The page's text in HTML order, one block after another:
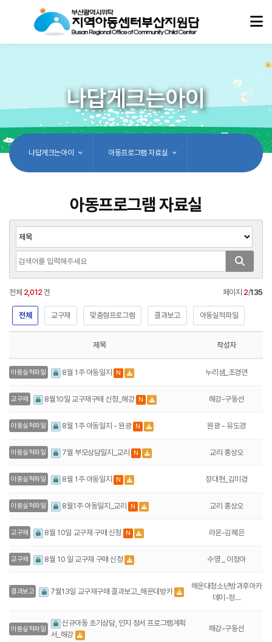
나답게크는아이
나답게크는아이 아동프로그램 자료실
아동프로그램 자료실
전체 2,012 건 페이지 2/135
전체 교구재 맞춤형프로그램 결과보고 아동실적파일
제목 작성자
아동실적파일 8월 1주 아동일지 N 누리샘_조경연
교구재 8월10일 교구재구매 신청_해강 N 해강-구동선
아동실적파일 8월 1주 아동일지 - 원광 N 원광 - 유도경
아동실적파일 7월 부모상담일지_교리 N 교리 홍상오
아동실적파일 8월 1주 아동일지 N 장대현_김미경
아동실적파일 8월1주 아동일지_교리 N 교리 홍상오
교구재 8월 10일 교구재 구매 신청 N 라온-김혜은
교구재 8월 10 일 교구재 구매 신청 수영 _ 이정아
결과보고 7월13일 교구재구매 결과보고_해운대방카
해운대청소년방과후아카
데미-정…
아동실적파일
신규아동 초기상담, 인지 정서 프로그램계획
서_해강
해강-구동선